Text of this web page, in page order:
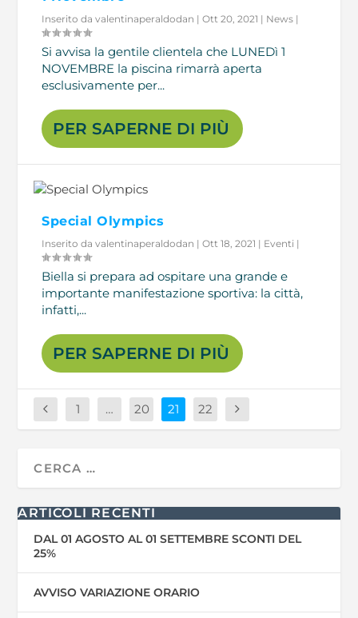
Inserito davalentinaperaldodan |Ott 20, 2021 | News |
Si avvisa la gentile clientela che LUNEDì 1
NOVEMBRE la piscina rimarrà aperta
esclusivamente per...
PER SAPERNE DI PIÙ
Special Olympics
Inserito davalentinaperaldodan |Ott 18, 2021 | Eventi |
Biella si prepara ad ospitare una grande e
importante manifestazione sportiva: la città,
infatti,...
PER SAPERNE DI PIÙ
1 … 20 21 22
ARTICOLI RECENTI
DAL 01 AGOSTO AL 01 SETTEMBRE SCONTI DEL
25%
AVVISO VARIAZIONE ORARIO